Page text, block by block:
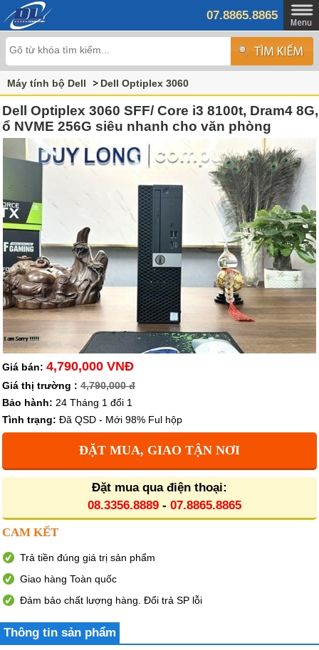
07.8865.8865
Máy tính bộ Dell Dell Optiplex 3060
Dell Optiplex 3060 SFF/ Core i3 8100t, Dram4 8G,
ổ NVME 256G siêu nhanh cho văn phòng
Giá bán: 4,790,000 VNĐ
Giá thị trường : 4,790,000 đ
Bảo hành: 24 Tháng 1 đổi 1
Tình trạng: Đã QSD - Mới 98% Ful hộp
ĐẶT MUA, GIAO TẬN NƠI
Đặt mua qua điện thoại:
08.3356.8889- 07.8865.8865
CAM KẾT
Trả tiền đúng giá trị sản phẩm
Giao hàng Toàn quốc
Đảm bảo chất lượng hàng. Đổi trả SP lỗi
Thông tin sản phẩm